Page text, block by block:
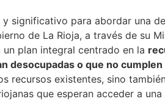
y significativo para abordar una
de La Rioja, a través de su
un plan integral centrado en la
desocupadas o que no
recursos existentes, sino
que esperan acceder a